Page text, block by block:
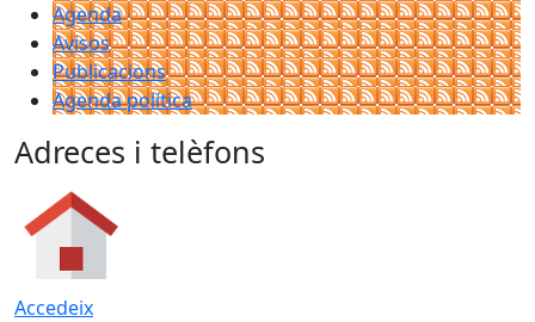
Agenda
Avisos
Publicacions
Agenda política
Adreces i telèfons
Accedeix